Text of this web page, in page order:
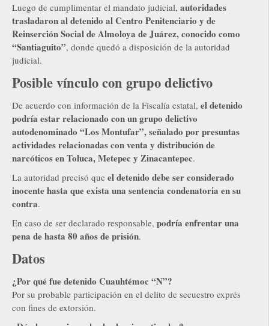
Luego de cumplimentar el mandato judicial, autoridades
trasladaron al detenido al Centro Penitenciario y de
Reinserción Social de Almoloya de Juárez, conocido como
“Santiaguito”, donde quedó a disposición de la autoridad
judicial.
Posible vínculo con grupo delictivo
De acuerdo con información de la Fiscalía estatal, el detenido
podría estar relacionado con un grupo delictivo
autodenominado “Los Montufar”, señalado por presuntas
actividades relacionadas con venta y distribución de
narcóticos en Toluca, Metepec y Zinacantepec.
La autoridad precisó que el detenido debe ser considerado
inocente hasta que exista una sentencia condenatoria en su
contra.
En caso de ser declarado responsable, podría enfrentar una
pena de hasta 80 años de prisión.
Datos
¿Por qué fue detenido Cuauhtémoc “N”?
Por su probable participación en el delito de secuestro exprés
con fines de extorsión.